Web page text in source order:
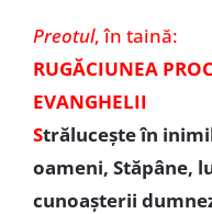
Preotul, în taină:
RUGĂCIUNEA
EVANGHELII
Străluceşte în
oameni, Stăpâne,
cunoaşterii